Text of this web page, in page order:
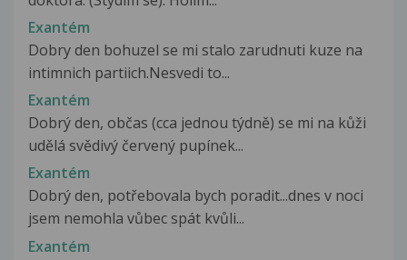
Exantém
Dobry den bohuzel se mi stalo zarudnuti kuze na
intimnich partiich.Nesvedi to...
Exantém
Dobrý den, občas (cca jednou týdně) se mi na kůži
udělá svědivý červený pupínek...
Exantém
Dobrý den, potřebovala bych poradit...dnes v noci
jsem nemohla vůbec spát kvůli...
Exantém